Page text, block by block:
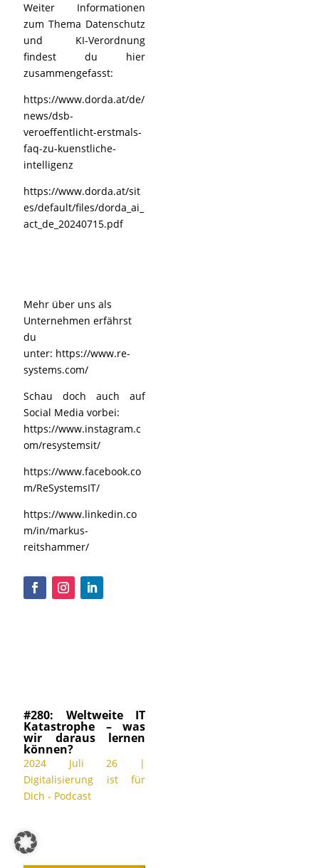
Weiter Informationen
zum Thema Datenschutz
und KI-Verordnung
findest du hier
zusammengefasst:
https://www.dorda.at/de/
news/dsb-
veroeffentlicht-erstmals-
faq-zu-kuenstliche-
intelligenz
https://www.dorda.at/sit
es/default/files/dorda_ai_
act_de_20240715.pdf
Mehr über uns als
Unternehmen erfährst
du
unter: https://www.re-
systems.com/
Schau doch auch auf
Social Media vorbei:
https://www.instagram.c
om/resystemsit/
https://www.facebook.co
m/ReSystemsIT/
https://www.linkedin.co
m/in/markus-
reitshammer/
#280: Weltweite IT
Katastrophe – was
wir daraus lernen
können?
2024 Juli 26|
Digitalisierung ist für
Dich - Podcast